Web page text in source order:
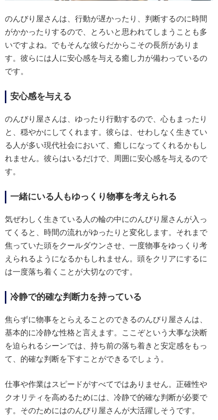
のんびり屋さんは、行動が遅かったり、判断するのに時間
がかかったりするので、とろいと思われてしまうことも多
いですよね。でもそんな彼らだからこその長所がありま
す。彼らには人に安心感を与える癒し力が備わっているの
です。
安心感を与える
のんびり屋さんは、ゆったり行動するので、心もまったり
と、穏やかにしてくれます。彼らは、せわしなく生きてい
る人が多い現代社会において、癒しになってくれるかもし
れません。彼らはいるだけで、周囲に安心感を与えるので
す。
一緒にいる人もゆっくり物事を考えられる
気ぜわしく生きている人の輪の中にのんびり屋さんが入っ
てくると、時間の流れがゆったりと変化します。それまで
焦っていた頭をクールダウンさせ、一度物事をゆっくり考
えられるようになるかもしれません。頭をクリアにするに
は一度落ち着くことが大切なのです。
冷静で的確な判断力を持っている
焦らずに物事をとらえることのできるのんびり屋さんは、
基本的に冷静な性格と言えます。ここぞという大事な決断
を迫られるシーンでは、持ち前の落ち着きと安定感をもっ
て、的確な判断を下すことができるでしょう。
仕事や作業はスピードがすべてではありません。正確性や
クオリティを高めるためには、冷静で的確な判断が必要で
す。そのためにはのんびり屋さんが大活躍しそうです。